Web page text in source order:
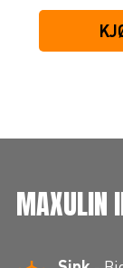
MAXULIN